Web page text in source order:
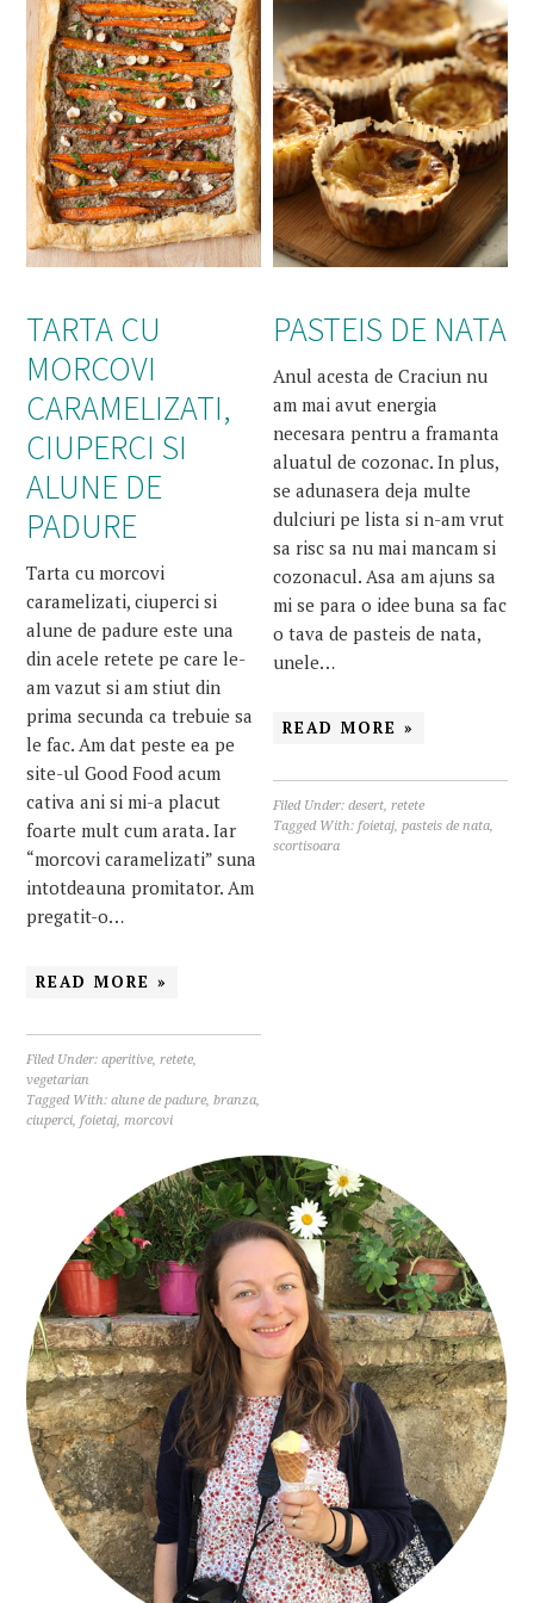
TARTA CU
MORCOVI
CARAMELIZATI,
CIUPERCI SI
ALUNE DE
PADURE
Tarta cu morcovi
caramelizati, ciuperci si
alune de padure este una
din acele retete pe care le-
am vazut si am stiut din
prima secunda ca trebuie sa
le fac. Am dat peste ea pe
site-ul Good Food acum
cativa ani si mi-a placut
foarte mult cum arata. Iar
“morcovi caramelizati” suna
intotdeauna promitator. Am
pregatit-o…
READ MORE »
Filed Under:aperitive,retete,
vegetarian
Tagged With:alune de padure,branza,
ciuperci,foietaj,morcovi
PASTEIS DE NATA
Anul acesta de Craciun nu
am mai avut energia
necesara pentru a framanta
aluatul de cozonac. In plus,
se adunasera deja multe
dulciuri pe lista si n-am vrut
sa risc sa nu mai mancam si
cozonacul. Asa am ajuns sa
mi se para o idee buna sa fac
o tava de pasteis de nata,
unele…
READ MORE »
Filed Under:desert,retete
Tagged With:foietaj,pasteis de nata,
scortisoara